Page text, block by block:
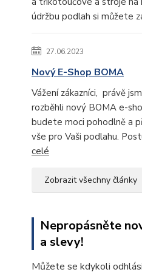
údržbu podlah si můžete
27.06.2023
Nový E-Shop BOMA
Vážení zákazníci, právě
rozběhli nový BOMA e-
budete moci pohodlně a
vše pro Vaši podlahu.
celé
Zobrazit všechny články
Nepropásněte
a slevy!
Můžete se kdykoli